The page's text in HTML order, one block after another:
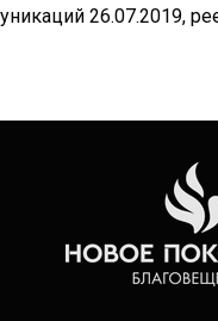
26.07.2019,